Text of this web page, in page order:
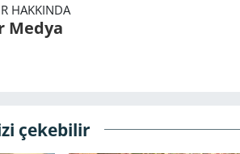
HAKKINDA
Medya
çekebilir